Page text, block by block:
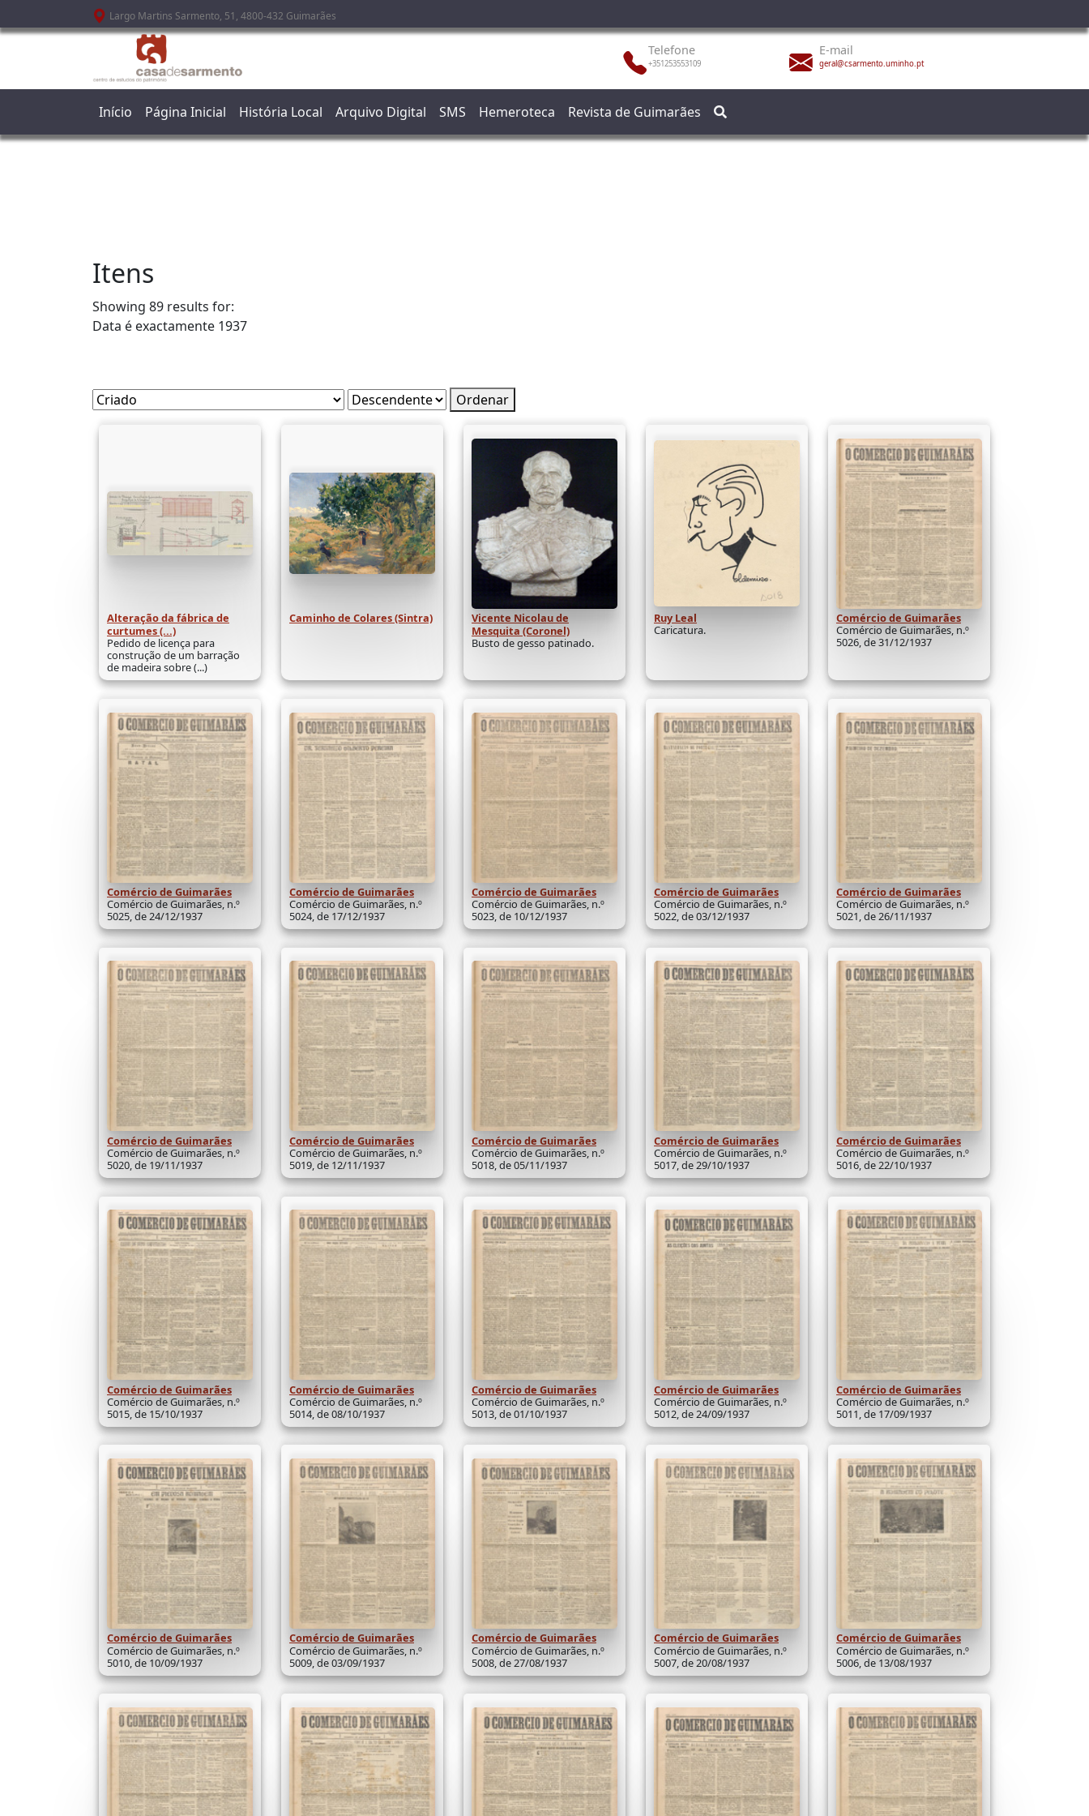
Passar para o conteúdo principalLargo Martins Sarmento, 51, 4800-432 Guimarães
Telefone
+351253553109
E-mail
geral@csarmento.uminho.pt
Início Página Inicial História Local Arquivo Digital SMS Hemeroteca Revista de Guimarães
Itens
Showing 89 results for:
Data é exactamente 1937
Ordenar
Alteração da fábrica de
curtumes (...)
Pedido de licença para
construção de um barração
de madeira sobre (...)
Caminho de Colares (Sintra)
Vicente Nicolau de
Mesquita (Coronel)
Busto de gesso patinado.
Ruy Leal
Caricatura.
Comércio de Guimarães
Comércio de Guimarães, n.º
5026, de 31/12/1937
Comércio de Guimarães
Comércio de Guimarães, n.º
5025, de 24/12/1937
Comércio de Guimarães
Comércio de Guimarães, n.º
5024, de 17/12/1937
Comércio de Guimarães
Comércio de Guimarães, n.º
5023, de 10/12/1937
Comércio de Guimarães
Comércio de Guimarães, n.º
5022, de 03/12/1937
Comércio de Guimarães
Comércio de Guimarães, n.º
5021, de 26/11/1937
Comércio de Guimarães
Comércio de Guimarães, n.º
5020, de 19/11/1937
Comércio de Guimarães
Comércio de Guimarães, n.º
5019, de 12/11/1937
Comércio de Guimarães
Comércio de Guimarães, n.º
5018, de 05/11/1937
Comércio de Guimarães
Comércio de Guimarães, n.º
5017, de 29/10/1937
Comércio de Guimarães
Comércio de Guimarães, n.º
5016, de 22/10/1937
Comércio de Guimarães
Comércio de Guimarães, n.º
5015, de 15/10/1937
Comércio de Guimarães
Comércio de Guimarães, n.º
5014, de 08/10/1937
Comércio de Guimarães
Comércio de Guimarães, n.º
5013, de 01/10/1937
Comércio de Guimarães
Comércio de Guimarães, n.º
5012, de 24/09/1937
Comércio de Guimarães
Comércio de Guimarães, n.º
5011, de 17/09/1937
Comércio de Guimarães
Comércio de Guimarães, n.º
5010, de 10/09/1937
Comércio de Guimarães
Comércio de Guimarães, n.º
5009, de 03/09/1937
Comércio de Guimarães
Comércio de Guimarães, n.º
5008, de 27/08/1937
Comércio de Guimarães
Comércio de Guimarães, n.º
5007, de 20/08/1937
Comércio de Guimarães
Comércio de Guimarães, n.º
5006, de 13/08/1937